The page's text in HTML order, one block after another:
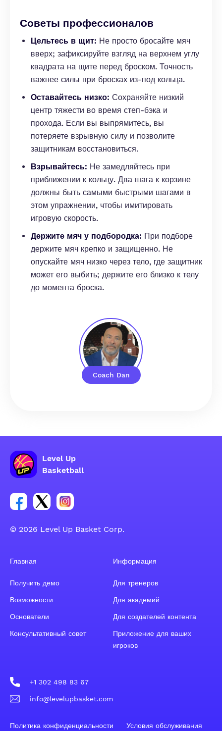
Coach Dan
Советы профессионалов
Цельтесь в щит: Не просто бросайте мяч
вверх; зафиксируйте взгляд на верхнем углу
квадрата на щите перед броском. Точность
важнее силы при бросках из-под кольца.
Оставайтесь низко: Сохраняйте низкий
центр тяжести во время степ-бэка и
прохода. Если вы выпрямитесь, вы
потеряете взрывную силу и позволите
защитникам восстановиться.
Взрывайтесь: Не замедляйтесь при
приближении к кольцу. Два шага к корзине
должны быть самыми быстрыми шагами в
этом упражнении, чтобы имитировать
игровую скорость.
Держите мяч у подбородка: При подборе
держите мяч крепко и защищенно. Не
опускайте мяч низко через тело, где защитник
может его выбить; держите его близко к телу
до момента броска.
Level Up
Basketball
Ссылка на группу Facebook
Ссылка на группу Tweeter
Ссылка на группу Instagram
© 2026 Level Up Basket Corp.
Главная
Получить демо
Возможности
Основатели
Консультативный совет
Информация
Для тренеров
Для академий
Для создателей контента
Приложение для ваших
игроков
+1 302 498 83 67
info@levelupbasket.com
Политика конфиденциальности Условия обслуживания